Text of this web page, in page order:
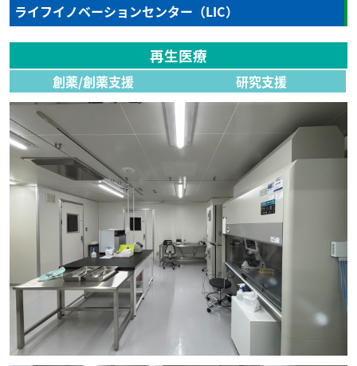
ライフイノベーションセンター（LIC）
再生医療
創薬/創薬支援 研究支援